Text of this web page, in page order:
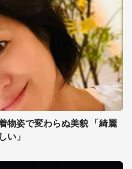
物姿で変わらぬ美貌 「綺麗
い」